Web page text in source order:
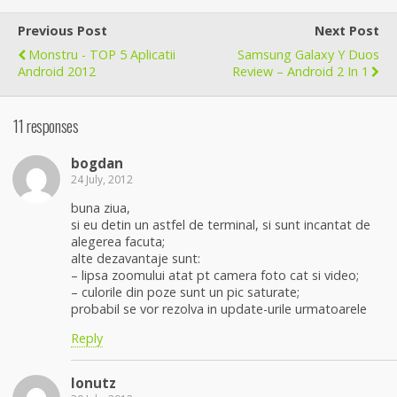
Previous Post
Monstru - TOP 5 Aplicatii
Android 2012
Next Post
Samsung Galaxy Y Duos
Review – Android 2 In 1
11 responses
bogdan
24 July, 2012
buna ziua,
si eu detin un astfel de terminal, si sunt incantat de
alegerea facuta;
alte dezavantaje sunt:
– lipsa zoomului atat pt camera foto cat si video;
– culorile din poze sunt un pic saturate;
probabil se vor rezolva in update-urile urmatoarele
Reply
Ionutz